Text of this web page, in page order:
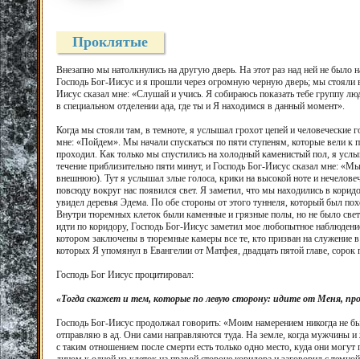
Проклятые
Внезапно мы натолкнулись на другую дверь. На этот раз над ней не было
Господь Бог-Иисус и я прошли через огромную черную дверь; мы стояли
Иисус сказал мне: «Слушай и учись. Я собираюсь показать тебе группу
в специальном отделении ада, где ты и Я находимся в данный момент».
Когда мы стояли там, в темноте, я услышал грохот цепей и человеческие
мне: «Пойдем». Мы начали спускаться по пяти ступеням, которые вели
проходил. Как только мы спустились на холодный каменистый пол, я
течение приблизительно пяти минут, и Господь Бог-Иисус сказал мне:
внешнюю). Тут я услышал злые голоса, крики на высокой ноте и
повсюду вокруг нас появился свет. Я заметил, что мы находились в
увидел деревья Эдема. По обе стороны от этого туннеля, который был
Внутри тюремных клеток были каменные и грязные полы, но не было
идти по коридору, Господь Бог-Иисус заметил мое любопытное
котором заключены в тюремные камеры все те, кто призван на служение
которых Я упомянул в Евангелии от Матфея, двадцать пятой главе, сорок
Господь Бог Иисус процитировал:
«Тогда скажет и тем, которые по левую сторону: идите от Меня,
Господь Бог-Иисус продолжал говорить: «Моим намерением никогда не
отправляю в ад. Они сами направляются туда. На земле, когда
с таким отношением после смерти есть только одно место, куда они